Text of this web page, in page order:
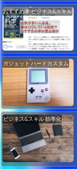
おすすめ本ビジネス&スキル
ガジェット ハードカスタム
ビジネス&スキル効率化